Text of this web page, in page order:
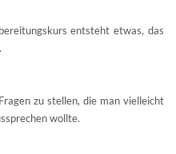
entsteht etwas, das
zu stellen, die man vielleicht
wollte.